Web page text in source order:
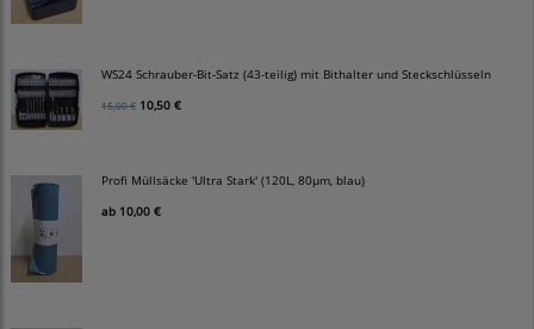
WS24 Schrauber-Bit-Satz (43-teilig) mit Bithalter und Steckschlüsseln
15,00 € 10,50 €
Profi Müllsäcke 'Ultra Stark' (120L, 80µm, blau)
ab 10,00 €